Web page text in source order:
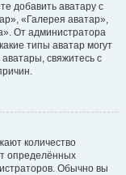
добавить аватару с
«Галерея аватар»,
От администратора
типы аватар могут
свяжитесь с
количество
определённых
Обычно вы